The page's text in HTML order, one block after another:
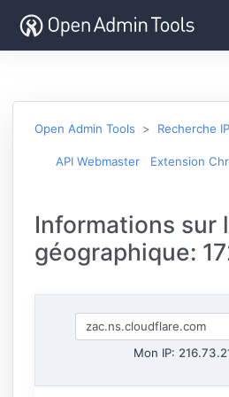
Open Admin Tools Recherche IP
API Webmaster Extension
Informations sur
géographique:
Mon IP: